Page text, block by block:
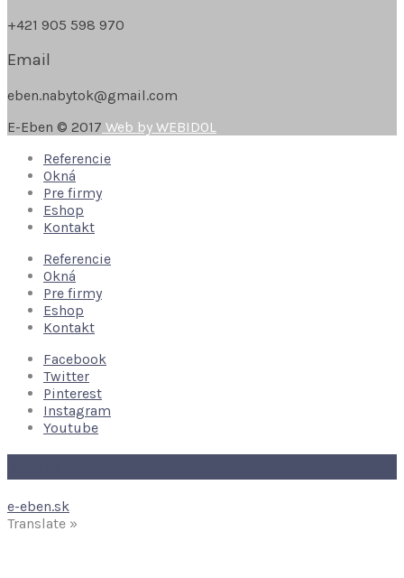
+421 905 598 970
Email
eben.nabytok@gmail.com
E-Eben © 2017 Web by WEBIDOL
Referencie
Okná
Pre firmy
Eshop
Kontakt
Referencie
Okná
Pre firmy
Eshop
Kontakt
Facebook
Twitter
Pinterest
Instagram
Youtube
e-eben.sk
Translate »